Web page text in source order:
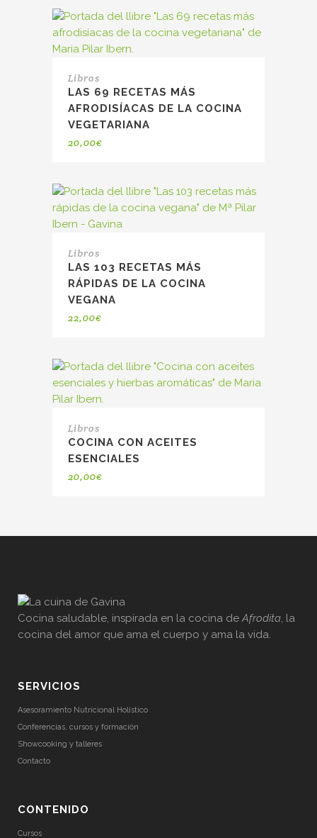
Libros
LAS 69 RECETAS MÁS
AFRODISÍACAS DE LA COCINA
VEGETARIANA
20,00€
Libros
LAS 103 RECETAS MÁS
RÁPIDAS DE LA COCINA
VEGANA
22,00€
Libros
COCINA CON ACEITES
ESENCIALES
20,00€
Cocina saludable, inspirada en la cocina deAfrodita, la
cocina del amor que ama el cuerpo y ama la vida.
SERVICIOS
Asesoramiento Nutricional Holístico
Conferencias, cursos y formación
Showcooking y talleres
Contacto
CONTENIDO
Cursos